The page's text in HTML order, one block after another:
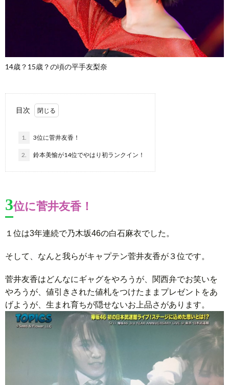
14歳？15歳？の頃の平手友梨奈
目次
1. 3位に菅井友香！
2. 鈴本美愉が14位でやはり初ランクイン！
3位に菅井友香！
１位は3年連続で乃木坂46の白石麻衣でした。
そして、なんと我らがキャプテン菅井友香が３位です。
菅井友香はどんなにギャグをやろうが、関西弁でお笑いを
やろうが、値引きされた値札をつけたままプレゼントをあ
げようが、生まれ育ちが隠せないお上品さがあります。